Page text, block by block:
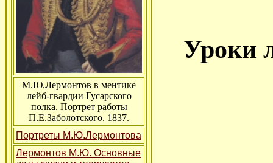
М.Ю.Лермонтов в ментике
лейб-гвардии Гусарского
полка. Портрет работы
П.Е.Заболотского. 1837.
Портреты М.Ю.Лермонтова
Лермонтов М.Ю. Основные
Уроки